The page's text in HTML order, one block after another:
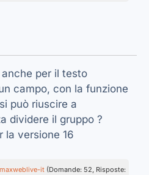
per il testo
campo, con la funzione
può riuscire a
dividere il gruppo ?
la versione 16
maxweblive-it (Domande: 52, Risposte: